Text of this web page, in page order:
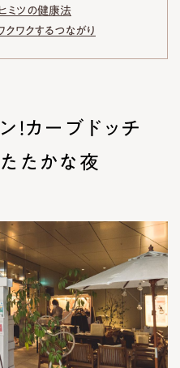
ミツの健康法
ワクするつながり
！カーブドッチ
たかな夜